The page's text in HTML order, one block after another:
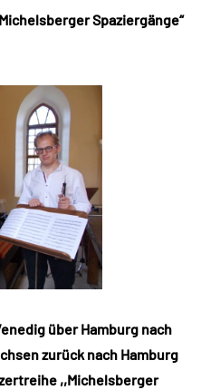
Spaziergänge“
über Hamburg nach
zurück nach Hamburg
,,Michelsberger